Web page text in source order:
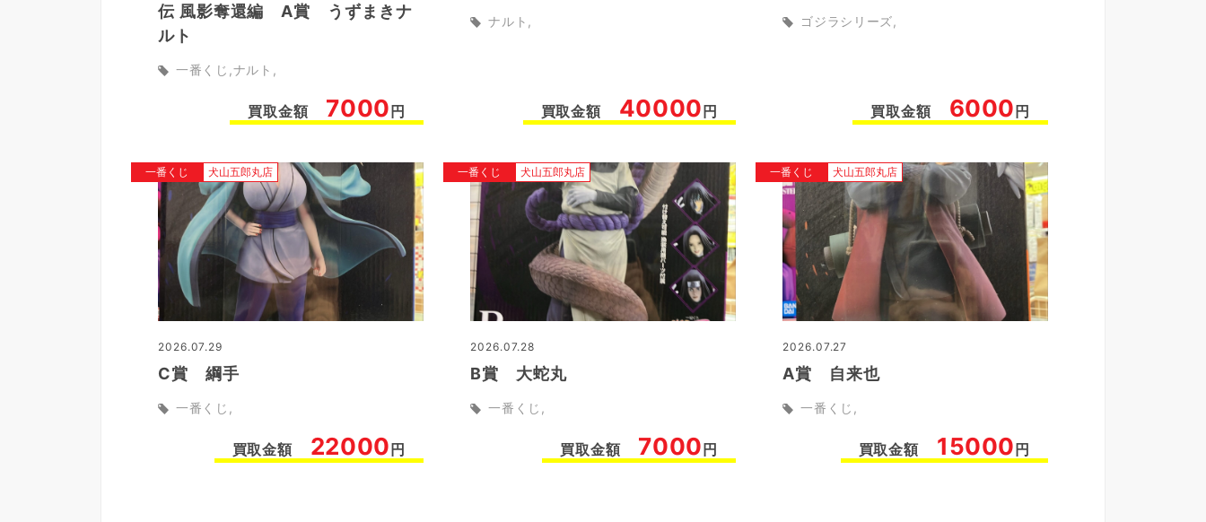
伝 風影奪還編 A賞 うずまきナ
ルト
一番くじ ナルト
買取金額 7000円
ナルト
買取金額 40000円
ゴジラシリーズ
買取金額 6000円
一番くじ 犬山五郎丸店
2026.07.29
C賞 綱手
一番くじ
買取金額 22000 円
一番くじ 犬山五郎丸店
2026.07.28
B賞 大蛇丸
一番くじ
買取金額 7000 円
一番くじ 犬山五郎丸店
2026.07.27
A賞 自来也
一番くじ
買取金額 15000 円